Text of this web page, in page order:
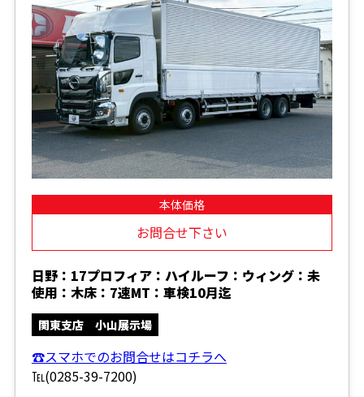
本体価格
お問合せ下さい
日野：17プロフィア：ハイルーフ：ウィング：未
使用：木床：7速MT：車検10月迄
関東支店 小山展示場
☎スマホでのお問合せはコチラへ
℡(0285-39-7200)